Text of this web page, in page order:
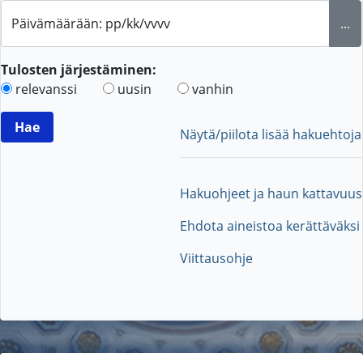
Päivämäärään: pp/kk/vvvv ...
Tulosten järjestäminen:
relevanssi
uusin vanhin
Näytä/piilota lisää hakuehtoja
Hakuohjeet ja haun kattavuus
Ehdota aineistoa kerättäväksi
Viittausohje